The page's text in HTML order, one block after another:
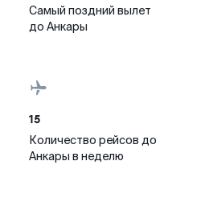
Самый поздний вылет
до Анкары
15
Количество рейсов до
Анкары в неделю